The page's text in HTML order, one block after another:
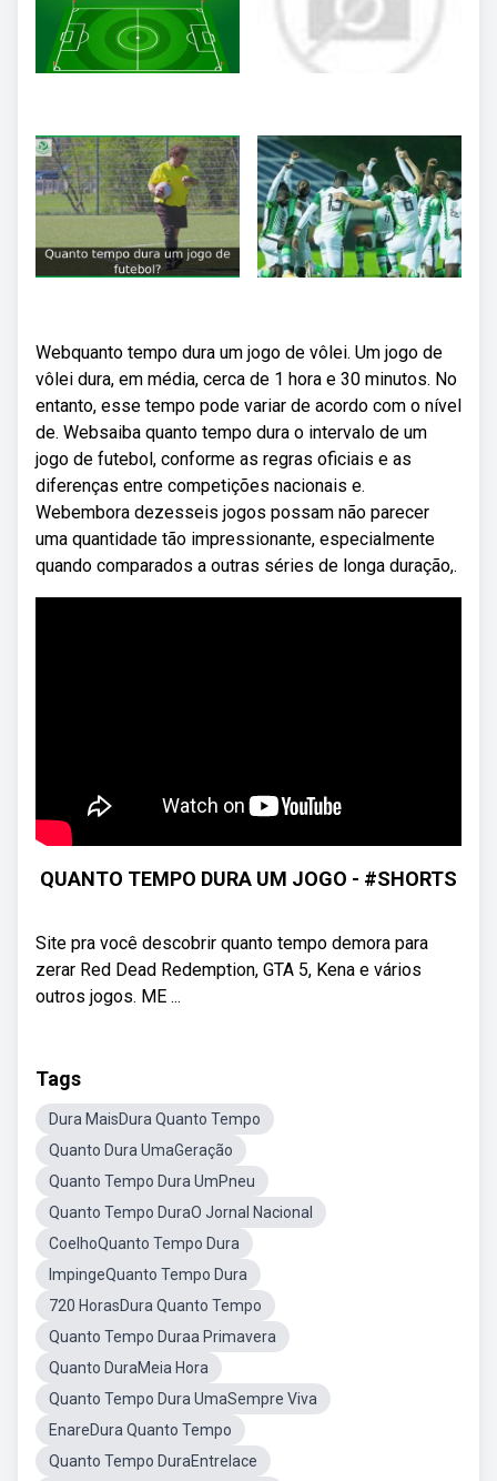
Webquanto tempo dura um jogo de vôlei. Um jogo de
vôlei dura, em média, cerca de 1 hora e 30 minutos. No
entanto, esse tempo pode variar de acordo com o nível
de. Websaiba quanto tempo dura o intervalo de um
jogo de futebol, conforme as regras oficiais e as
diferenças entre competições nacionais e.
Webembora dezesseis jogos possam não parecer
uma quantidade tão impressionante, especialmente
quando comparados a outras séries de longa duração,.
QUANTO TEMPO DURA UM JOGO - #SHORTS
Site pra você descobrir quanto tempo demora para
zerar Red Dead Redemption, GTA 5, Kena e vários
outros jogos. ME ...
Tags
Dura MaisDura Quanto Tempo
Quanto Dura UmaGeração
Quanto Tempo Dura UmPneu
Quanto Tempo DuraO Jornal Nacional
CoelhoQuanto Tempo Dura
ImpingeQuanto Tempo Dura
720 HorasDura Quanto Tempo
Quanto Tempo Duraa Primavera
Quanto DuraMeia Hora
Quanto Tempo Dura UmaSempre Viva
EnareDura Quanto Tempo
Quanto Tempo DuraEntrelace